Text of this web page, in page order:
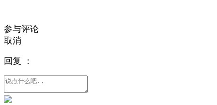
参与评论
取消
回复 ：